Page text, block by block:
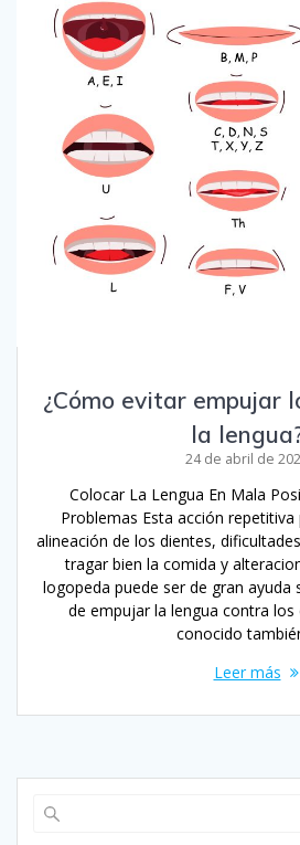
¿Cómo evitar empujar
la
24 de abril de
Colocar La Lengua En Mala
Problemas Esta acción
alineación de los dientes,
tragar bien la comida y
logopeda puede ser de gran ayuda
de empujar la lengua contra
conocido
Leer más